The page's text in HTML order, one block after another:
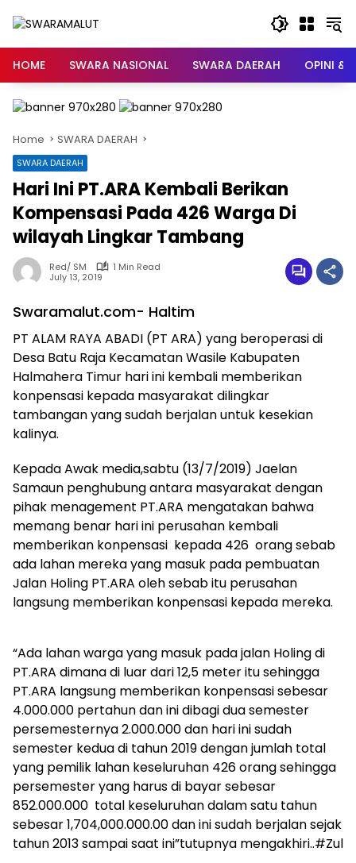
HOME
SWARA NASIONAL SWARA DAERAH OPINI &
Home SWARA DAERAH
SWARA DAERAH
Hari Ini PT.ARA Kembali Berikan
Kompensasi Pada 426 Warga Di
wilayah Lingkar Tambang
Red/ SM
1 Min Read
July 13, 2019
Swaramalut.com- Haltim
PT ALAM RAYA ABADI (PT ARA) yang beroperasi di
Desa Batu Raja Kecamatan Wasile Kabupaten
Halmahera Timur hari ini kembali memberikan
konpensasi kepada masyarakat dilingkar
tambangan yang sudah berjalan untuk kesekian
kalinya.
Kepada Awak media,sabtu (13/7/2019) Jaelan
Samaun penghubung antara masyarakat dengan
pihak menagement PT.ARA mengatakan bahwa
memang benar hari ini perusahan kembali
memberikan konpensasi kepada 426 orang sebab
ada lahan mereka yang masuk pada pembuatan
Jalan Holing PT.ARA oleh sebab itu perusahan
langsung memberikan konpensasi kepada mereka.
“Ada lahan warga yang masuk pada jalan Holing di
PT.ARA dimana di luar dari 12,5 meter itu sehingga
PT.ARA langsung memberikan konpensasi sebesar
4.000.000 pertahun dan ini dibagi dua semester
persemesternya 2.000.000 dan hari ini sudah
semester kedua di tahun 2019 dengan jumlah total
yang pemilik lahan keseluruhan 426 orang sehingga
persemester yang harus di bayar sebesar
852.000.000 total keseluruhan dalam satu tahun
sebesar 1,704,000.000.00 dan ini sudah berjalan sejak
tahun 2013 sampai saat ini”tutupnya mengakhiri..#Zul